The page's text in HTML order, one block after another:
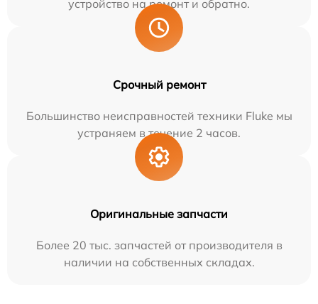
устройство на ремонт и обратно.
Срочный ремонт
Большинство неисправностей техники Fluke мы
устраняем в течение 2 часов.
Оригинальные запчасти
Более 20 тыс. запчастей от производителя в
наличии на собственных складах.